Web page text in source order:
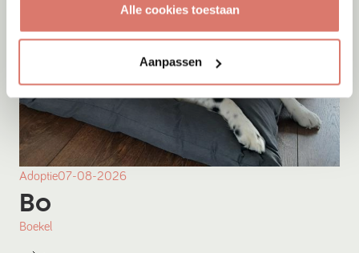
Alle cookies toestaan
Aanpassen
Adoptie07-08-2026
Bo
Boekel